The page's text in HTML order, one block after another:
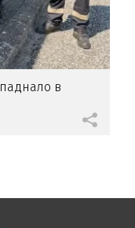
паднало в